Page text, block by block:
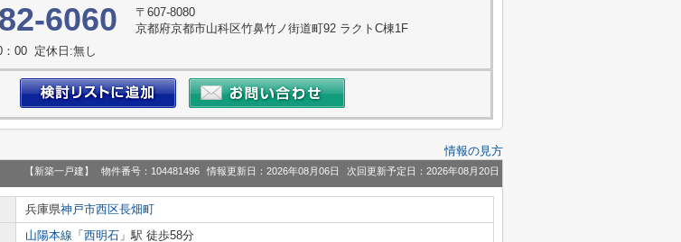
6060
〒607-8080
京都府京都市山科区竹鼻竹ノ街道町92 ラクトC棟1F
：00 定休日:無し
情報の見方
【新築一戸建】 物件番号：104481496 情報更新日：2026年08月06日 次回更新予定日：2026年08月20日
兵庫県神戸市西区長畑町
山陽本線 「 西明石 」駅 徒歩58分